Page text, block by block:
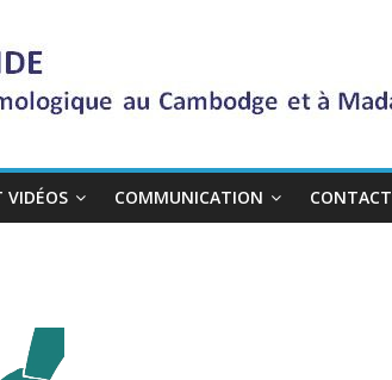
VIDÉOS COMMUNICATION CONTACT